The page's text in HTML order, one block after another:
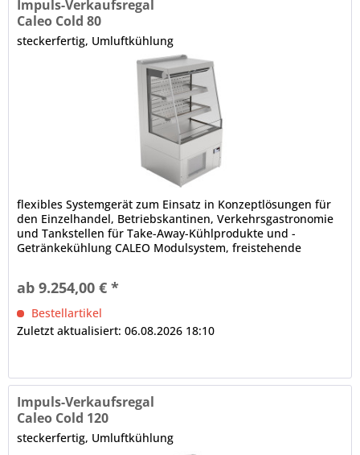
Impuls-Verkaufsregal
Caleo Cold 80
steckerfertig, Umluftkühlung
flexibles Systemgerät zum Einsatz in Konzeptlösungen für
den Einzelhandel, Betriebskantinen, Verkehrsgastronomie
und Tankstellen für Take-Away-Kühlprodukte und -
Getränkekühlung CALEO Modulsystem, freistehende
der Decke und 1 x je Etage) dicht verschweißte
Innenwanne...
ab 9.254,00 € *
Bestellartikel
Zuletzt aktualisiert: 06.08.2026 18:10
Impuls-Verkaufsregal
Caleo Cold 120
steckerfertig, Umluftkühlung